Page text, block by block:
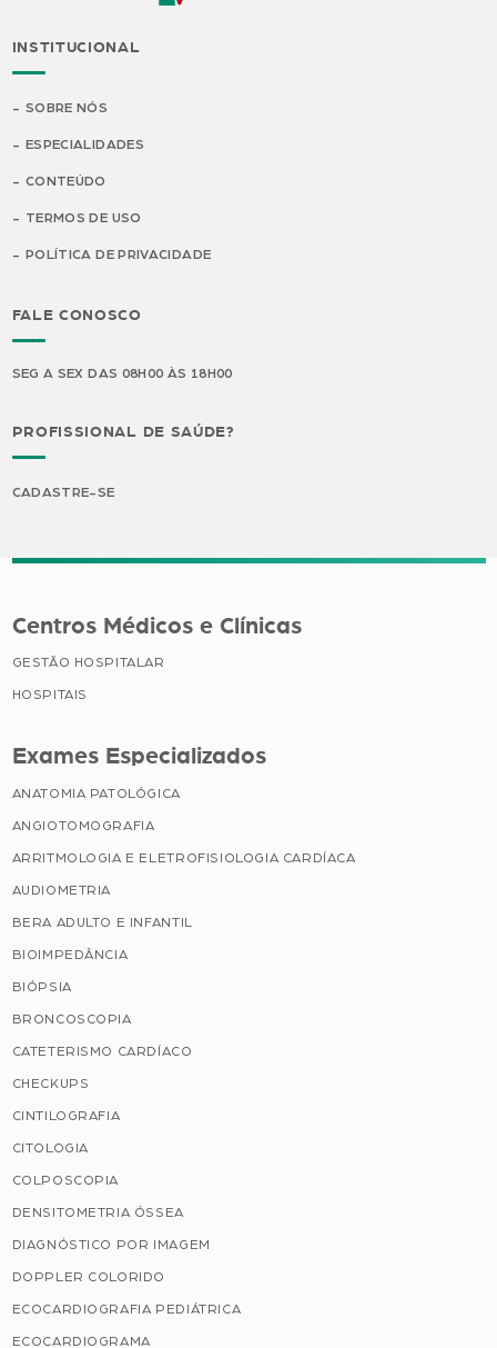
INSTITUCIONAL
SOBRE NÓS
ESPECIALIDADES
CONTEÚDO
TERMOS DE USO
POLÍTICA DE PRIVACIDADE
FALE CONOSCO
SEG A SEX DAS 08H00 ÀS 18H00
PROFISSIONAL DE SAÚDE?
CADASTRE-SE
Centros Médicos e Clínicas
GESTÃO HOSPITALAR
HOSPITAIS
Exames Especializados
ANATOMIA PATOLÓGICA
ANGIOTOMOGRAFIA
ARRITMOLOGIA E ELETROFISIOLOGIA CARDÍACA
AUDIOMETRIA
BERA ADULTO E INFANTIL
BIOIMPEDÂNCIA
BIÓPSIA
BRONCOSCOPIA
CATETERISMO CARDÍACO
CHECKUPS
CINTILOGRAFIA
CITOLOGIA
COLPOSCOPIA
DENSITOMETRIA ÓSSEA
DIAGNÓSTICO POR IMAGEM
DOPPLER COLORIDO
ECOCARDIOGRAFIA PEDIÁTRICA
ECOCARDIOGRAMA